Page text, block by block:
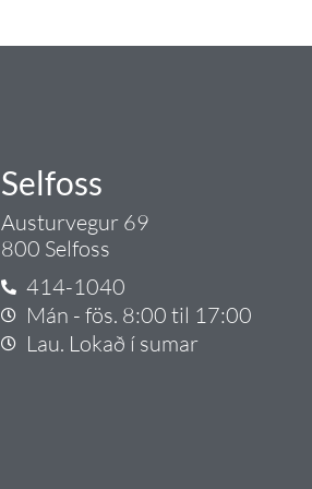
Selfoss
Austurvegur 69
800 Selfoss
414-1040
Mán - fös. 8:00 til 17:00
Lau. Lokað í sumar